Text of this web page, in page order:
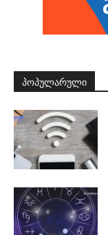
ᲞᲝᲞᲣᲚᲐᲠᲣᲚᲘ